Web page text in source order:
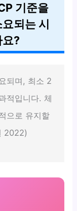
기준을
되는 시
?
되며, 최소 2
적입니다. 체
으로 유지할
2022)